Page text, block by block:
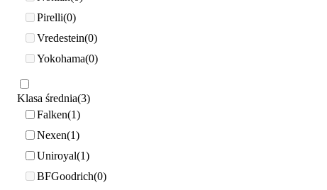
Pirelli 0
Vredestein 0
Yokohama 0
Klasa średnia 3
Falken 1
Nexen 1
Uniroyal 1
BFGoodrich 0